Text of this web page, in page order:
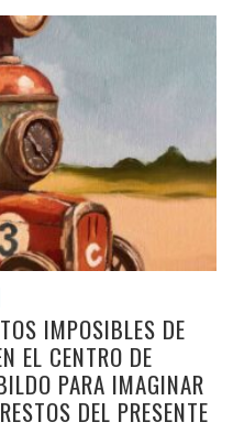
IMPOSIBLES DE
EL CENTRO DE
PARA IMAGINAR
DEL PRESENTE